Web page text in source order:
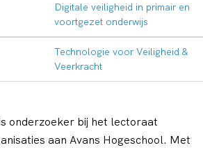
Digitale veiligheid in primair en
voortgezet onderwijs
Technologie voor Veiligheid &
Veerkracht
onderzoeker bij het lectoraat
aan Avans Hogeschool. Met